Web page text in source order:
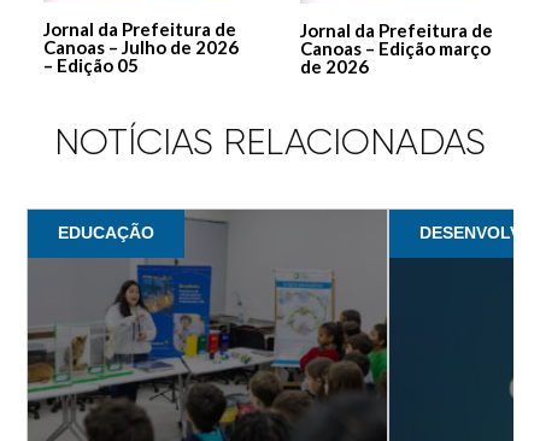
Jornal da Prefeitura de
Canoas – Julho de 2026
– Edição 05
Jornal da Prefeitura de
Canoas – Edição março
de 2026
NOTÍCIAS RELACIONADAS
EDUCAÇÃO